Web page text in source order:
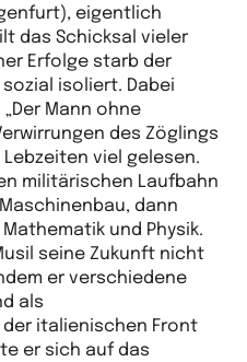
eigentlich
das Schicksal vieler
Erfolge starb der
isoliert. Dabei
Mann ohne
des Zöglings
Lebzeiten viel gelesen.
militärischen Laufbahn
dann
und Physik.
seine Zukunft nicht
er verschiedene
als
italienischen Front
er sich auf das